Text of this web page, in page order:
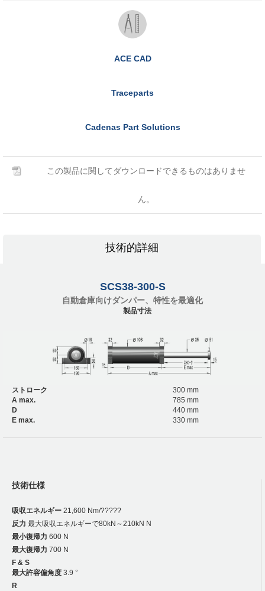
ACE CAD
Traceparts
Cadenas Part Solutions
この製品に関してダウンロードできるものはありませ
ん。
技術的詳細
SCS38-300-S
自動倉庫向けダンパー、特性を最適化
製品寸法
ストローク
300 mm
A max.
785 mm
D
440 mm
E max.
330 mm
技術仕様
吸収エネルギー 21,600 Nm/?????
反力 最大吸収エネルギーで80kN～210kN N
最小復帰力 600 N
最大復帰力 700 N
F & S
最大許容偏角度 3.9 °
R